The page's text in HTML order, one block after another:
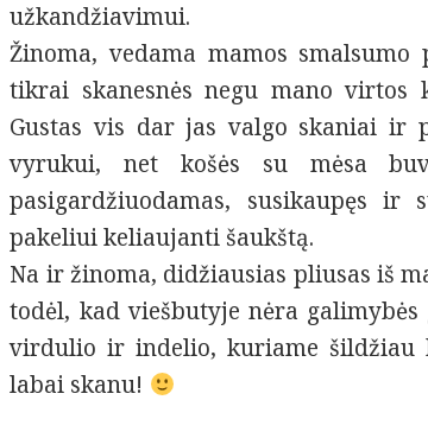
užkandžiavimui.
Žinoma, vedama mamos
tikrai skanesnės negu mano virtos
Gustas vis dar jas valgo skaniai ir
vyrukui, net košės su mėsa
pasigardžiuodamas, susikaupęs ir
pakeliui keliaujanti šaukštą.
Na ir žinoma, didžiausias pliusas iš
todėl, kad viešbutyje nėra
virdulio ir indelio, kuriame šildžiau
labai skanu!